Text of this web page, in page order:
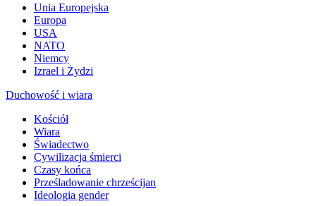
Unia Europejska
Europa
USA
NATO
Niemcy
Izrael i Żydzi
Duchowość i wiara
Kościół
Wiara
Świadectwo
Cywilizacja śmierci
Czasy końca
Prześladowanie chrześcijan
Ideologia gender